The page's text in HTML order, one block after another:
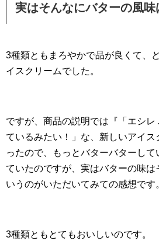
実はそんなにバターの風味
3種類ともまろやかで品が良くて、
イスクリームでした。
ですが、商品の説明では『「エシ
ているみたい！」な、新しいアイ
ったので、もっとバターバターして
ていたのですが、実はバターの味は
いうのがいただいてみての感想です
3種類ともとてもおいしいのです。